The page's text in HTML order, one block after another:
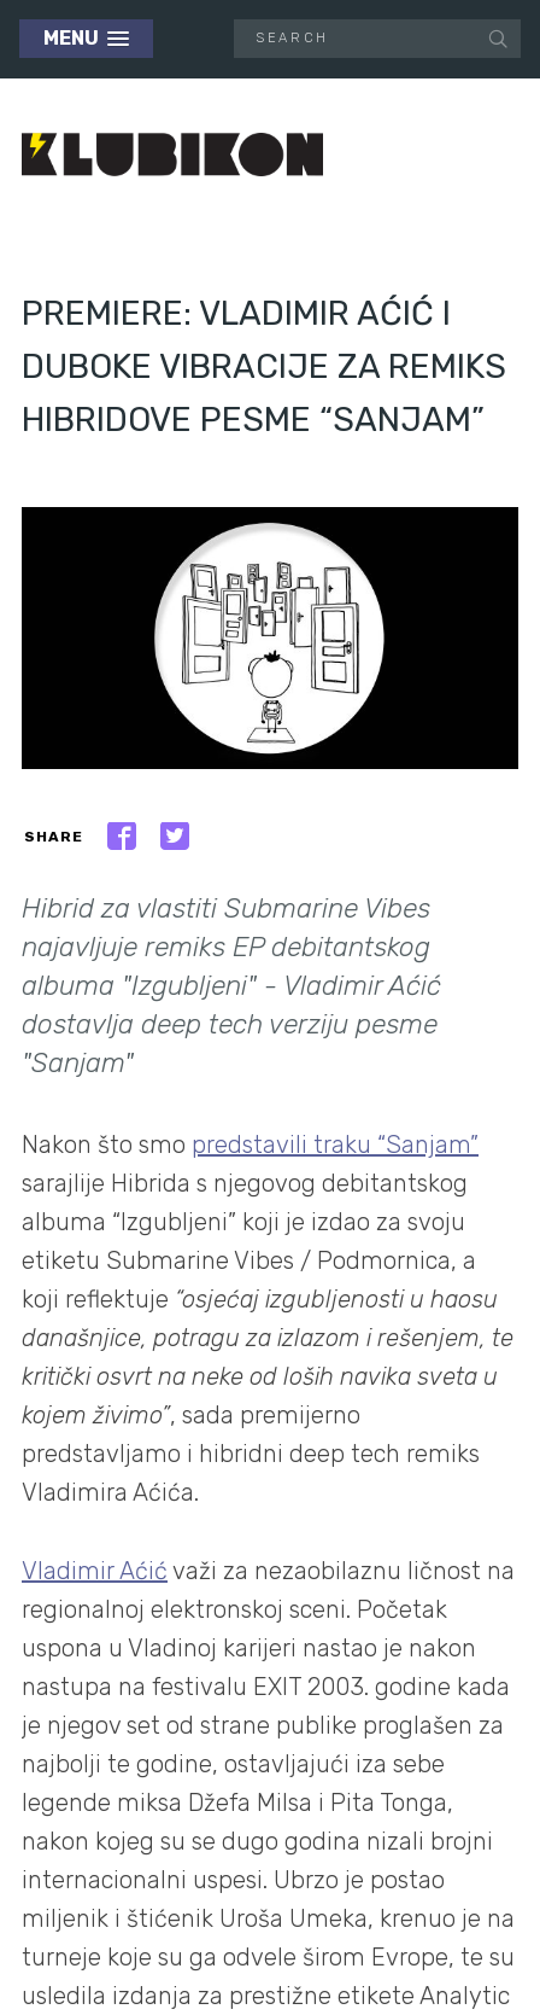
MENU
PREMIERE: VLADIMIR AĆIĆ I
DUBOKE VIBRACIJE ZA REMIKS
HIBRIDOVE PESME “SANJAM”
SHARE
Hibrid za vlastiti Submarine Vibes
najavljuje remiks EP debitantskog
albuma "Izgubljeni" - Vladimir Aćić
dostavlja deep tech verziju pesme
"Sanjam"
Nakon što smo predstavili traku “Sanjam”
sarajlije Hibrida s njegovog debitantskog
albuma “Izgubljeni” koji je izdao za svoju
etiketu Submarine Vibes / Podmornica, a
koji reflektuje “osjećaj izgubljenosti u haosu
današnjice, potragu za izlazom i rešenjem, te
kritički osvrt na neke od loših navika sveta u
kojem živimo”, sada premijerno
predstavljamo i hibridni deep tech remiks
Vladimira Aćića.
Vladimir Aćić važi za nezaobilaznu ličnost na
regionalnoj elektronskoj sceni. Početak
uspona u Vladinoj karijeri nastao je nakon
nastupa na festivalu EXIT 2003. godine kada
je njegov set od strane publike proglašen za
najbolji te godine, ostavljajući iza sebe
legende miksa Džefa Milsa i Pita Tonga,
nakon kojeg su se dugo godina nizali brojni
internacionalni uspesi. Ubrzo je postao
miljenik i štićenik Uroša Umeka, krenuo je na
turneje koje su ga odvele širom Evrope, te su
usledila izdanja za prestižne etikete Analytic